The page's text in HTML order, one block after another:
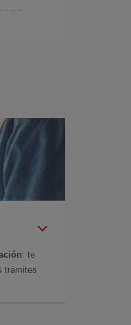
: te
trámites